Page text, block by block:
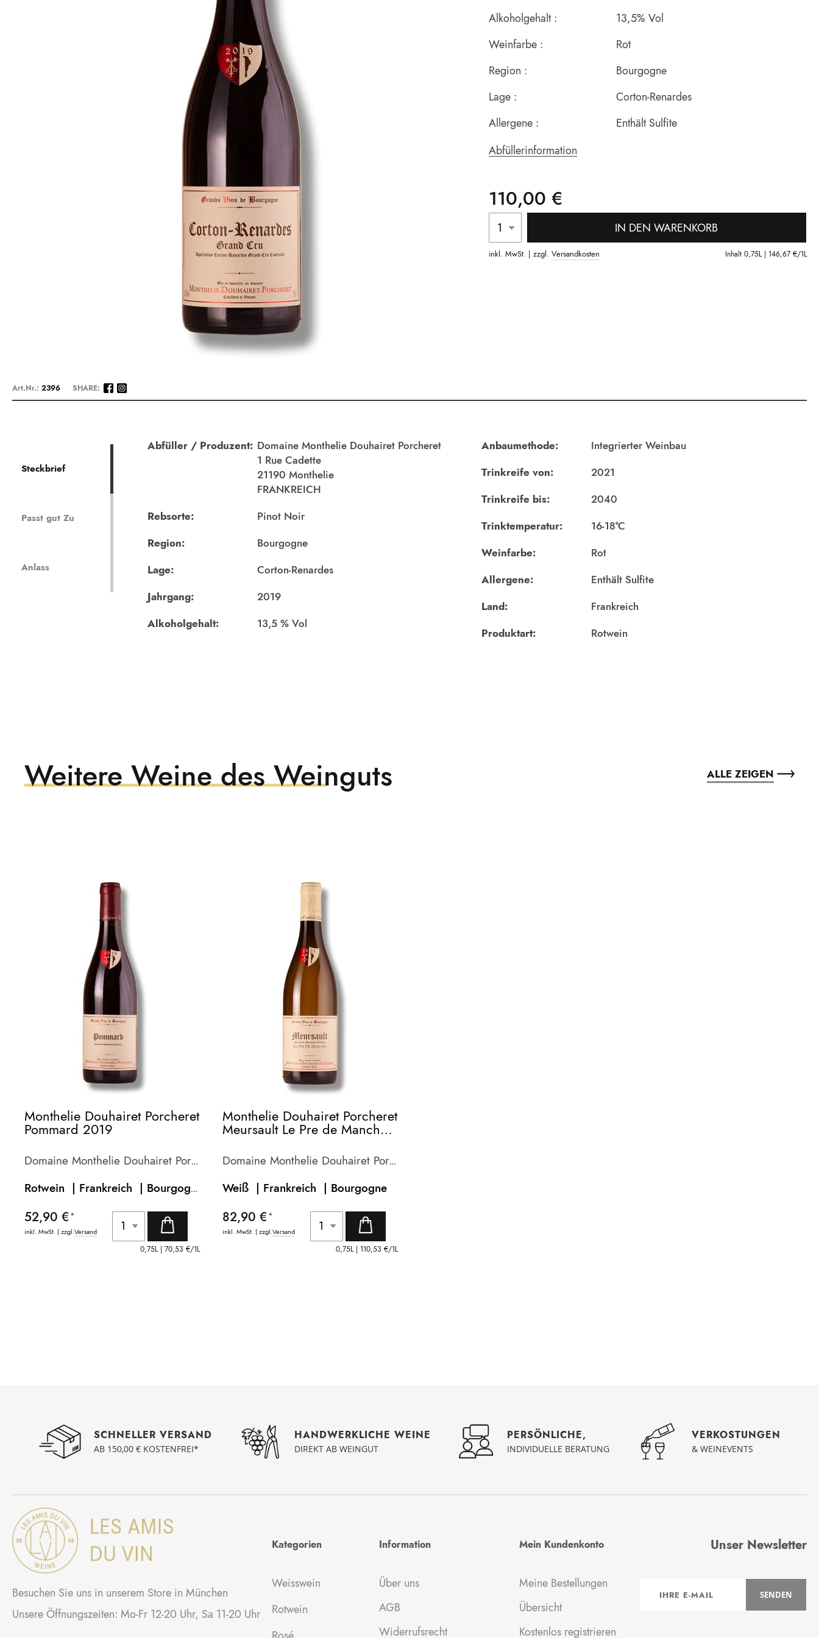
Alkoholgehalt :
13,5% Vol
Weinfarbe :
Rot
Region :
Bourgogne
Lage :
Corton-Renardes
Allergene :
Enthält Sulfite
Abfüllerinformation
110,00 €
IN DEN WARENKORB
inkl. MwSt. | zzgl.Versandkosten Inhalt 0,75L | 146,67 €/1L
Anfang
Art.Nr.: 2396 SHARE:
Steckbrief
Passt gut Zu
Anlass
Beschreibung
Abfüller / Produzent: Domaine Monthelie Douhairet Porcheret
1 Rue Cadette
21190 Monthelie
FRANKREICH
Rebsorte:
Pinot Noir
Region:
Bourgogne
Lage:
Corton-Renardes
Jahrgang:
2019
Alkoholgehalt:
13,5
Anbaumethode:
Integrierter Weinbau
Trinkreife von:
2021
Trinkreife bis:
2040
Trinktemperatur:
16-18°C
Weinfarbe:
Rot
Allergene:
Enthält Sulfite
Land:
Frankreich
Produktart:
Rotwein
Weitere Weine des Weinguts ALLE ZEIGEN
Monthelie Douhairet Porcheret
Pommard 2019
Domaine Monthelie Douhairet Porcheret
Rotwein | Frankreich | Bourgogne
52,90 €
inkl. MwSt. | zzgl.Versand
0,75L | 70,53 €/1L
Monthelie Douhairet Porcheret
Meursault Le Pre de Manche
Domaine Monthelie Douhairet Porcheret
Weiß | Frankreich | Bourgogne
82,90 €
inkl. MwSt. | zzgl.Versand
0,75L | 110,53 €/1L
SCHNELLER VERSAND
AB 150,00 € KOSTENFREI*
HANDWERKLICHE WEINE
DIREKT AB WEINGUT
PERSÖNLICHE,
INDIVIDUELLE BERATUNG
VERKOSTUNGEN
& WEINEVENTS
Besuchen Sie uns in unserem Store in München
Unsere Öffnungszeiten: Mo-Fr 12-20 Uhr, Sa 11-20 Uhr
Kategorien
Weisswein
Rotwein
Information
Über uns
AGB
Widerrufsrecht
Mein Kundenkonto
Meine Bestellungen
Übersicht
Kostenlos registrieren
Unser Newsletter
SENDEN